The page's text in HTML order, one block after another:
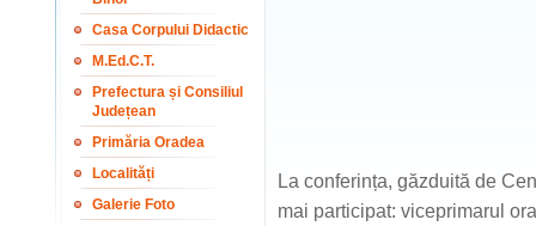
Casa Corpului Didactic
M.Ed.C.T.
Prefectura și Consiliul
Județean
Primăria Oradea
Localități
Galerie Foto
La conferința, găzduită de
mai participat: viceprimarul